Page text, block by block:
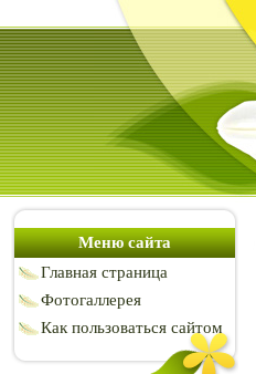
Меню сайта
Главная страница
Фотогаллерея
Как пользоваться сайтом